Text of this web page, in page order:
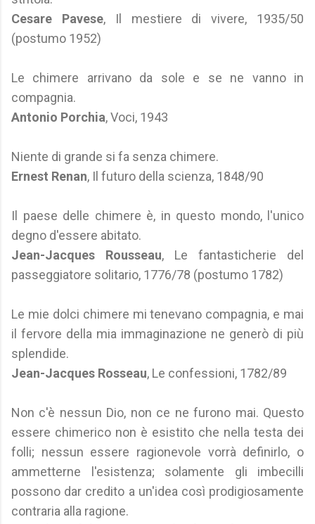
Cesare Pavese, Il mestiere di vivere, 1935/50
(postumo 1952)
Le chimere arrivano da sole e se ne vanno in
compagnia.
Antonio Porchia, Voci, 1943
Niente di grande si fa senza chimere.
Ernest Renan, Il futuro della scienza, 1848/90
Il paese delle chimere è, in questo mondo, l'unico
degno d'essere abitato.
Jean-Jacques Rousseau, Le fantasticherie del
passeggiatore solitario, 1776/78 (postumo 1782)
Le mie dolci chimere mi tenevano compagnia, e mai
il fervore della mia immaginazione ne generò di più
splendide.
Jean-Jacques Rosseau, Le confessioni, 1782/89
Non c'è nessun Dio, non ce ne furono mai. Questo
essere chimerico non è esistito che nella testa dei
folli; nessun essere ragionevole vorrà definirlo, o
ammetterne l'esistenza; solamente gli imbecilli
possono dar credito a un'idea così prodigiosamente
contraria alla ragione.